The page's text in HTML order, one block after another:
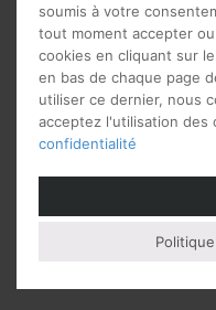
Chiffonnier en bois
soumis à votre
tout moment accepter
cookies en cliquant sur
en bas de chaque page
utiliser ce dernier, nous
acceptez l'utilisation des
confidentialité